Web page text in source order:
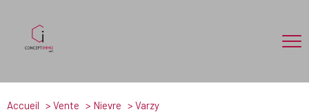
Accueil Vente Nievre Varzy